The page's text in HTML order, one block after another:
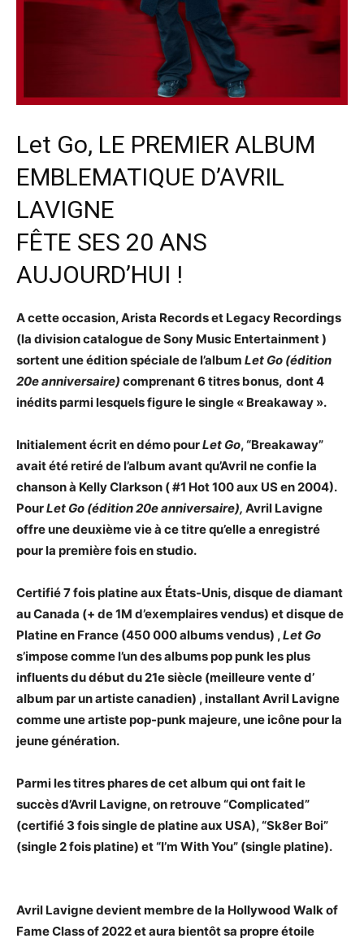
Let Go, LE PREMIER ALBUM
EMBLEMATIQUE D’AVRIL
LAVIGNE
FÊTE SES 20 ANS
AUJOURD’HUI !
A cette occasion, Arista Records et Legacy Recordings
(la division catalogue de Sony Music Entertainment )
sortent une édition spéciale de l’album Let Go (édition
20e anniversaire) comprenant 6 titres bonus, dont 4
inédits parmi lesquels figure le single « Breakaway ».
Initialement écrit en démo pourLet Go, “Breakaway”
avait été retiré de l’album avant qu’Avril ne confie la
chanson à Kelly Clarkson ( #1 Hot 100 aux US en 2004).
PourLet Go (édition 20e anniversaire), Avril Lavigne
offre une deuxième vie à ce titre qu’elle a enregistré
pour la première fois en studio.
Certifié 7 fois platine aux États-Unis, disque de diamant
au Canada (+ de 1M d’exemplaires vendus) et disque de
Platine en France (450 000 albums vendus) ,Let Go
s’impose comme l’un des albums pop punk les plus
influents du début du 21e siècle (meilleure vente d’
album par un artiste canadien) , installant Avril Lavigne
comme une artiste pop-punk majeure, une icône pour la
jeune génération.
Parmi les titres phares de cet album qui ont fait le
succès d’Avril Lavigne, on retrouve “Complicated”
(certifié 3 fois single de platine aux USA), “Sk8er Boi”
(single 2 fois platine) et “I’m With You” (single platine).
Avril Lavigne devient membre de la Hollywood Walk of
Fame Class of 2022 et aura bientôt sa propre étoile